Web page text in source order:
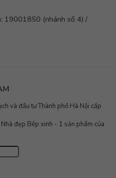
19001850 (nhánh số 4) /
và đầu tư Thành phố Hà Nội cấp
Nhà đẹp Bếp xinh - 1 sản phẩm của